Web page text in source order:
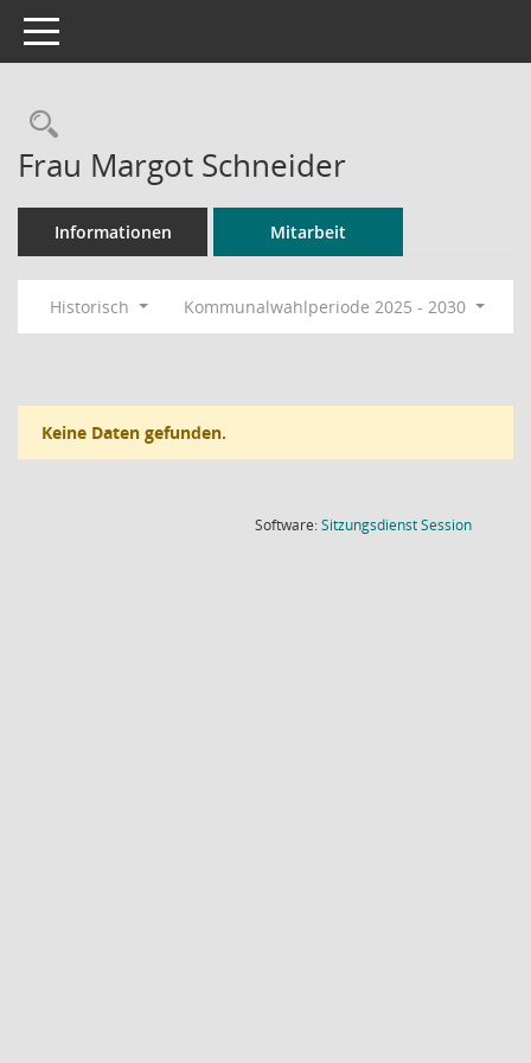
Toggle navigation
Rechercheauswahl
Frau Margot Schneider
Informationen Mitarbeit
Historisch Kommunalwahlperiode 2025 - 2030
Keine Daten gefunden.
Software:SitzungsdienstSession(Wird in